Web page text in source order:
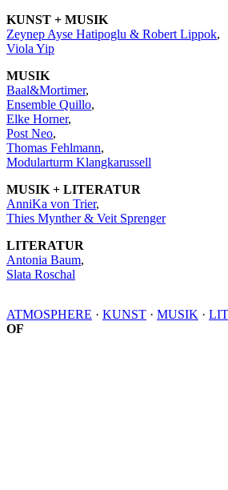
KUNST + MUSIK
Zeynep Ayse Hatipoglu & Robert Lippok,
Viola Yip
MUSIK
Baal&Mortimer,
Ensemble Quillo,
Elke Horner,
Post Neo,
Thomas Fehlmann,
Modularturm Klangkarussell
MUSIK + LITERATUR
AnniKa von Trier,
Thies Mynther & Veit Sprenger
LITERATUR
Antonia Baum,
Slata Roschal
ATMOSPHERE · KUNST · MUSIK ·
OF